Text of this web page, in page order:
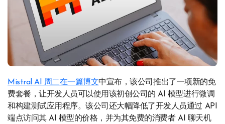
Mistral AI 周二在一篇博文中宣布，该公司推出了一项新的免
费套餐，让开发人员可以使用该初创公司的 AI 模型进行微调
和构建测试应用程序。该公司还大幅降低了开发人员通过 API
端点访问其 AI 模型的价格，并为其免费的消费者 AI 聊天机